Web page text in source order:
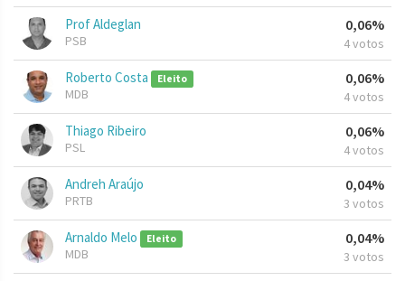
Prof Aldeglan
PSB
0,06%
4 votos
Roberto Costa Eleito
MDB
0,06%
4 votos
Thiago Ribeiro
PSL
0,06%
4 votos
Andreh Araújo
PRTB
0,04%
3 votos
Arnaldo Melo Eleito
MDB
0,04%
3 votos